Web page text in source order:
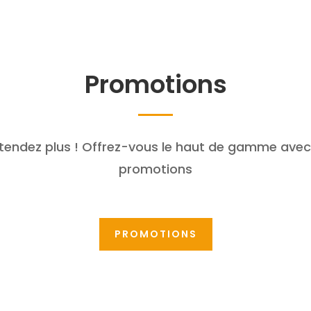
Promotions
plus ! Offrez-vous le haut de gamme
promotions
PROMOTIONS